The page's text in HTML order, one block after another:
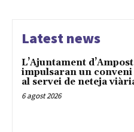
Latest news
L’Ajuntament
impulsaran un
al servei de neteja
6 agost 2026